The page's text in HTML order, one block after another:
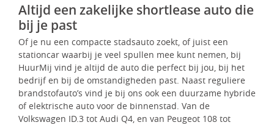
Altijd een zakelijke shortlease auto die
bij je past
Of je nu een compacte stadsauto zoekt, of juist een
stationcar waarbij je veel spullen mee kunt nemen, bij
HuurMij vind je altijd de auto die perfect bij jou, bij het
bedrijf en bij de omstandigheden past. Naast reguliere
brandstofauto’s vind je bij ons ook een duurzame hybride
of elektrische auto voor de binnenstad. Van de
Volkswagen ID.3 tot Audi Q4, en van Peugeot 108 tot